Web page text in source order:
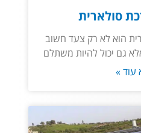
סולארית
הוא לא רק צעד חשוב
גם יכול להיות משתלם
עוד »